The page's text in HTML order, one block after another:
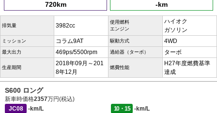
720km -km
排気量 3982cc
使用燃料
エンジン
ハイオク
ガソリン
ミッション コラム9AT 駆動方式 4WD
最大出力 469ps/5500rpm 過給器（ターボ） ターボ
生産期間
2018年09月～201
8年12月
燃費性能
H27年度燃費基準
達成
S600 ロング
新車時価格2357万円(税込)
JC08
-km/L 10・15
-km/L